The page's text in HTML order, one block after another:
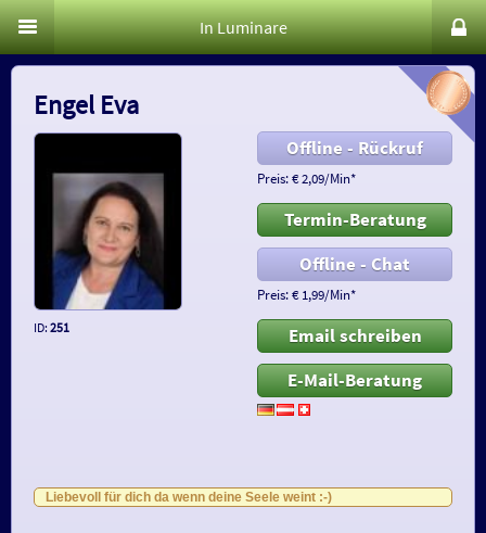
In Luminare
Engel Eva
Offline - Rückruf
Preis: € 2,09/Min*
Termin-Beratung
Offline - Chat
Preis: € 1,99/Min*
Email schreiben
E-Mail-Beratung
ID: 251
Liebevoll für dich da wenn deine Seele weint :-)